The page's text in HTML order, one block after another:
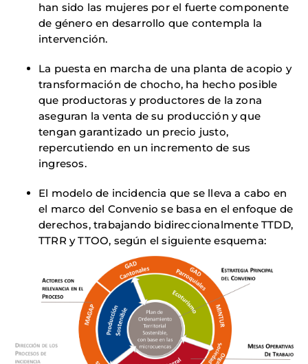
han sido las mujeres por el fuerte componente
de género en desarrollo que contempla la
intervención.
La puesta en marcha de una planta de acopio y
transformación de chocho, ha hecho posible
que productoras y productores de la zona
aseguran la venta de su producción y que
tengan garantizado un precio justo,
repercutiendo en un incremento de sus
ingresos.
El modelo de incidencia que se lleva a cabo en
el marco del Convenio se basa en el enfoque de
derechos, trabajando bidireccionalmente TTDD,
TTRR y TTOO, según el siguiente esquema: